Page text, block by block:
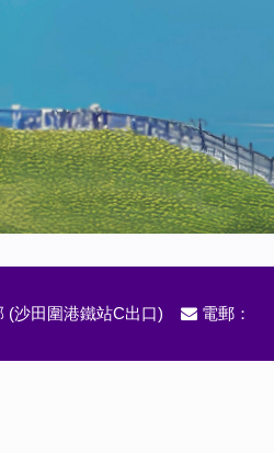
(沙田圍港鐵站C出口)
電郵：